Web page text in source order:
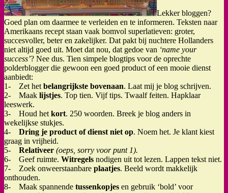
Lekker bloggen?
Goed plan om daarmee te verleiden en te informeren. Teksten naar
Amerikaans recept staan vaak bomvol superlatieven: groter,
succesvoller, beter en zakelijker. Dat pakt bij nuchtere Hollanders
niet altijd goed uit. Moet dat nou, dat gedoe van ‘name your
success’? Nee dus. Tien simpele blogtips voor de oprechte
polderblogger die gewoon een goed product of een mooie dienst
aanbiedt:
1- Zet het belangrijkste bovenaan. Laat mij je blog schrijven.
2- Maak lijstjes. Top tien. Vijf tips. Twaalf feiten. Hapklaar
leeswerk.
3- Houd het kort. 250 woorden. Breek je blog anders in
wekelijkse stukjes.
4- Dring je product of dienst niet op. Noem het. Je klant kiest
graag in vrijheid.
5- Relativeer (oeps, sorry voor punt 1).
6- Geef ruimte. Witregels nodigen uit tot lezen. Lappen tekst niet.
7- Zoek onweerstaanbare plaatjes. Beeld wordt makkelijk
onthouden.
8- Maak spannende tussenkopjes en gebruik ‘bold’ voor